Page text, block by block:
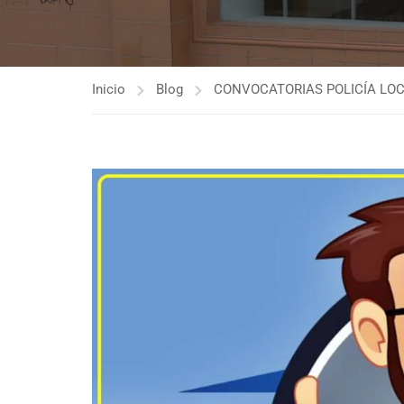
Inicio Blog CONVOCATORIAS POLICÍA